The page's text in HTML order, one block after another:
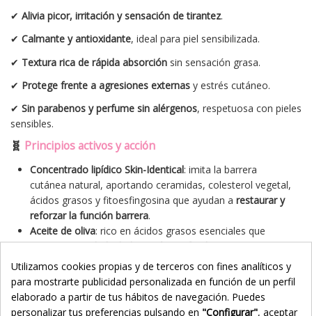
✔ Alivia picor, irritación y sensación de tirantez.
✔ Calmante y antioxidante, ideal para piel sensibilizada.
✔ Textura rica de rápida absorción sin sensación grasa.
✔ Protege frente a agresiones externas y estrés cutáneo.
✔ Sin parabenos y perfume sin alérgenos, respetuosa con pieles
sensibles.
🧬 Principios activos y acción
Concentrado lipídico Skin-Identical: imita la barrera
cutánea natural, aportando ceramidas, colesterol vegetal,
ácidos grasos y fitoesfingosina que ayudan a restaurar y
reforzar la función barrera.
Aceite de oliva: rico en ácidos grasos esenciales que
aportansuavidad e hidratación profunda.
Manteca de karité: nutre, protege y reestructura la piel,
conpropiedades antioxidantes.
Laureth-9: alivia eficazmente la sensación depicor intenso
y malestar.
Utilizamos cookies propias y de terceros con fines analíticos y
para mostrarte publicidad personalizada en función de un perfil
elaborado a partir de tus hábitos de navegación. Puedes
personalizar tus preferencias pulsando en "Configurar", aceptar